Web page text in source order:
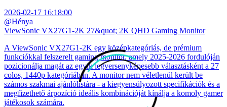
2026-02-17 16:18:00
@Hénya
ViewSonic VX27G1-2K 27&quot; 2K QHD Gaming Monitor
A ViewSonic VX27G1-2K egy középkategóriás, de prémium
funkciókkal felszerelt gaming monitor, amely 2025-2026 fordulóján
pozicionálja magát az egyik legversenyképesebb választásként a 27
colos, 1440p kategóriában. A monitor nem véletlenül került be
számos szakmai ajánlólistára - a kiegyensúlyozott specifikációk és a
megfizethető árpozíció ideális kombinációját kínálja a komoly gamer
játékosok számára.